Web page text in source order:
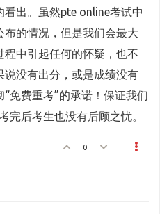
出。虽然pte online考试中
的情况，但是我们会最大
中引起任何的怀疑，也不
没有出分，或是成绩没有
免费重考”的承诺！保证我们
完后考生也没有后顾之忧。
0